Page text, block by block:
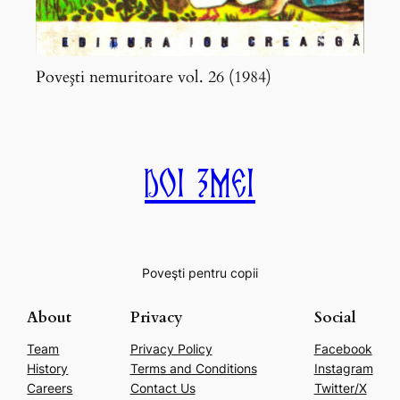
Poveşti nemuritoare vol. 26 (1984)
Doi Zmei
Poveşti pentru copii
About
Team
History
Careers
Privacy
Privacy Policy
Terms and Conditions
Contact Us
Social
Facebook
Instagram
Twitter/X